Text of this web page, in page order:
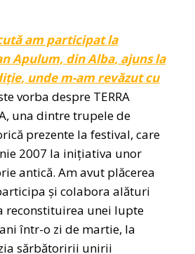
am participat la
Apulum, din Alba, ajuns la
unde m-am revăzut cu
vorba despre TERRA
una dintre trupele de
prezente la festival, care
2007 la inițiativa unor
antică. Am avut plăcerea
și colabora alături
reconstituirea unei lupte
într-o zi de martie, la
sărbătoririi unirii